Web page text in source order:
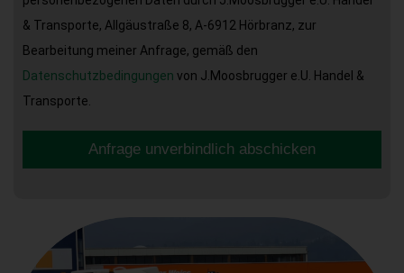
& Transporte, Allgäustraße 8, A-6912 Hörbranz, zur
Bearbeitung meiner Anfrage, gemäß den
Datenschutzbedingungen von J.Moosbrugger e.U. Handel &
Transporte.
Anfrage unverbindlich abschicken